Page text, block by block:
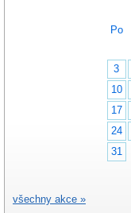
Po
3
10
17
24
31
všechny akce »